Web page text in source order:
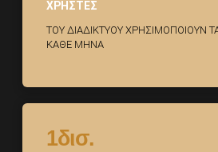
ΧΡΗΣΤΕΣ
ΤΟΥ ΔΙΑΔΙΚΤΥΟΥ ΧΡΗΣΙΜΟΠΟΙΟΥΝ ΤΑ
ΚΑΘΕ ΜΗΝΑ
1δισ.